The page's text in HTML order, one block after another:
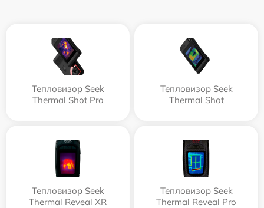
Тепловизор Seek
Thermal Shot Pro
Тепловизор Seek
Thermal Shot
Тепловизор Seek
Thermal Reveal XR
Тепловизор Seek
Thermal Reveal Pro